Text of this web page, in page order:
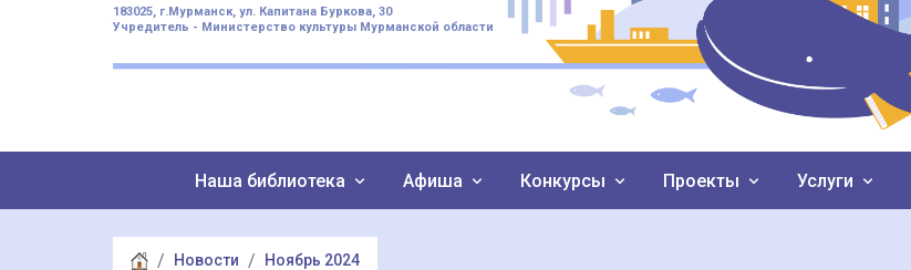
183025, г.Мурманск, ул. Капитана Буркова, 30
Учредитель - Министерство культуры Мурманской области
Наша библиотека Афиша Конкурсы Проекты Услуги
Новости Ноябрь 2024